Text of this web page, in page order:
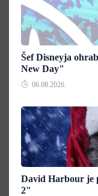
Šef Disneyja
New Day"
06.08.2026.
David Harbour je
2"